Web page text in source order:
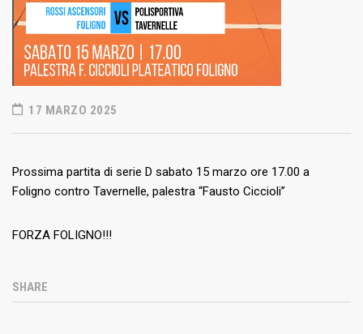
17 MARZO 2025
Prossima partita di serie D sabato 15 marzo ore 17.00 a
Foligno contro Tavernelle, palestra “Fausto Ciccioli”
FORZA FOLIGNO!!!
SHARE